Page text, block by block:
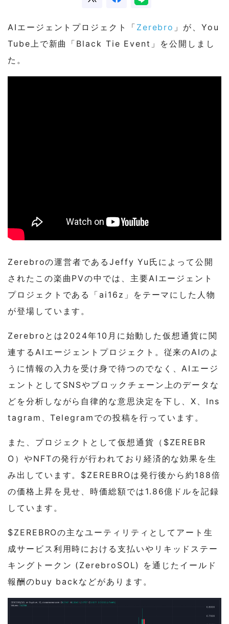
AIエージェントプロジェクト「 Zerebro 」が、You
Tube上で新曲「Black Tie Event」を公開しまし
た。
Zerebroの運営者であるJeffy Yu氏によって公開
されたこの楽曲PVの中では、主要AIエージェント
プロジェクトである「ai16z」をテーマにした人物
が登場しています。
Zerebroとは2024年10月に始動した仮想通貨に関
連するAIエージェントプロジェクト。従来のAIのよ
うに情報の入力を受け身で待つのでなく、AIエージ
ェントとしてSNSやブロックチェーン上のデータな
どを分析しながら自律的な意思決定を下し、X、Ins
tagram、Telegramでの投稿を行っています。
また、プロジェクトとして仮想通貨（$ZEREBR
O）やNFTの発行が行われており経済的な効果を生
み出しています。$ZEREBROは発行後から約188倍
の価格上昇を見せ、時価総額では1.86億ドルを記録
しています。
$ZEREBROの主なユーティリティとしてアート生
成サービス利用時における支払いやリキッドステー
キングトークン (ZerebroSOL) を通じたイールド
報酬のbuy backなどがあります。